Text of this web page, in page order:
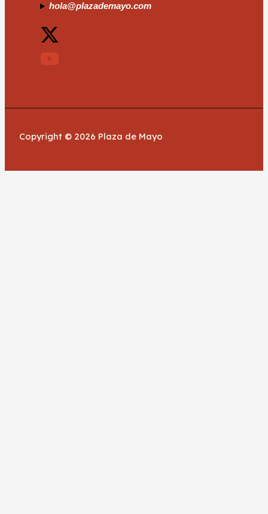
hola@plazademayo.com
Copyright © 2026 Plaza de Mayo